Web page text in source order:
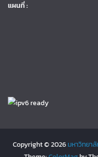
แผนที่ :
Copyright © 2026มหาวิทยา